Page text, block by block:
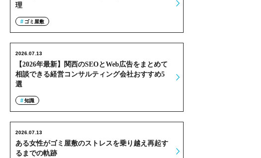
理
ゴミ屋敷
【2026年最新】関西のSEOとWeb広告をまとめて
相談できる経営コンサルティング会社おすすめ5
選
2026.07.13
知識
ある女性がゴミ屋敷のストレスを乗り越え再起す
るまでの軌跡
2026.07.13